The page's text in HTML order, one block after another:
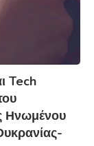
Tech
Ηνωμένου